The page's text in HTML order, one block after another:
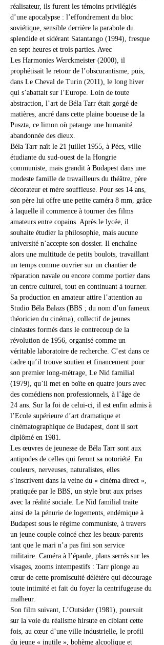
réalisateur, ils furent les témoins privilégiés
d’une apocalypse : l’effondrement du bloc
soviétique, sensible derrière la parabole du
splendide et sidérant Satantango (1994), fresque
en sept heures et trois parties. Avec
Les Harmonies Werckmeister (2000), il
prophétisait le retour de l’obscurantisme, puis,
dans Le Cheval de Turin (2011), le long hiver
qui s’abattait sur l’Europe. Loin de toute
abstraction, l’art de Béla Tarr était gorgé de
matières, ancré dans cette plaine boueuse de la
Puszta, ce limon où patauge une humanité
abandonnée des dieux.
Béla Tarr naît le 21 juillet 1955, à Pécs, ville
étudiante du sud-ouest de la Hongrie
communiste, mais grandit à Budapest dans une
modeste famille de travailleurs du théâtre, père
décorateur et mère souffleuse. Pour ses 14 ans,
son père lui offre une petite caméra 8 mm, grâce
à laquelle il commence à tourner des films
amateurs entre copains. Après le lycée, il
souhaite étudier la philosophie, mais aucune
université n’accepte son dossier. Il enchaîne
alors une multitude de petits boulots, travaillant
un temps comme ouvrier sur un chantier de
réparation navale ou encore comme portier dans
un centre culturel, tout en continuant à tourner.
Sa production en amateur attire l’attention au
Studio Béla Balazs (BBS ; du nom d’un fameux
théoricien du cinéma), collectif de jeunes
cinéastes formés dans le contrecoup de la
révolution de 1956, organisé comme un
véritable laboratoire de recherche. C’est dans ce
cadre qu’il trouve soutien et financement pour
son premier long-métrage, Le Nid familial
(1979), qu’il met en boîte en quatre jours avec
des comédiens non professionnels, à l’âge de
24 ans. Sur la foi de celui-ci, il est enfin admis à
l’Ecole supérieure d’art dramatique et
cinématographique de Budapest, dont il sort
diplômé en 1981.
Les œuvres de jeunesse de Béla Tarr sont aux
antipodes de celles qui feront sa notoriété. En
couleurs, nerveuses, naturalistes, elles
s’inscrivent dans la veine du « cinéma direct »,
pratiquée par le BBS, un style brut aux prises
avec la réalité sociale. Le Nid familial traite
ainsi de la pénurie de logements, endémique à
Budapest sous le régime communiste, à travers
un jeune couple coincé chez les beaux-parents
tant que le mari n’a pas fini son service
militaire. Caméra à l’épaule, plans serrés sur les
visages, zooms intempestifs : Tarr plonge au
cœur de cette promiscuité délétère qui décourage
toute intimité et fait du foyer la centrifugeuse du
malheur.
Son film suivant, L’Outsider (1981), poursuit
sur la voie du réalisme hirsute en ciblant cette
fois, au cœur d’une ville industrielle, le profil
du jeune « inutile », bohème alcoolique et